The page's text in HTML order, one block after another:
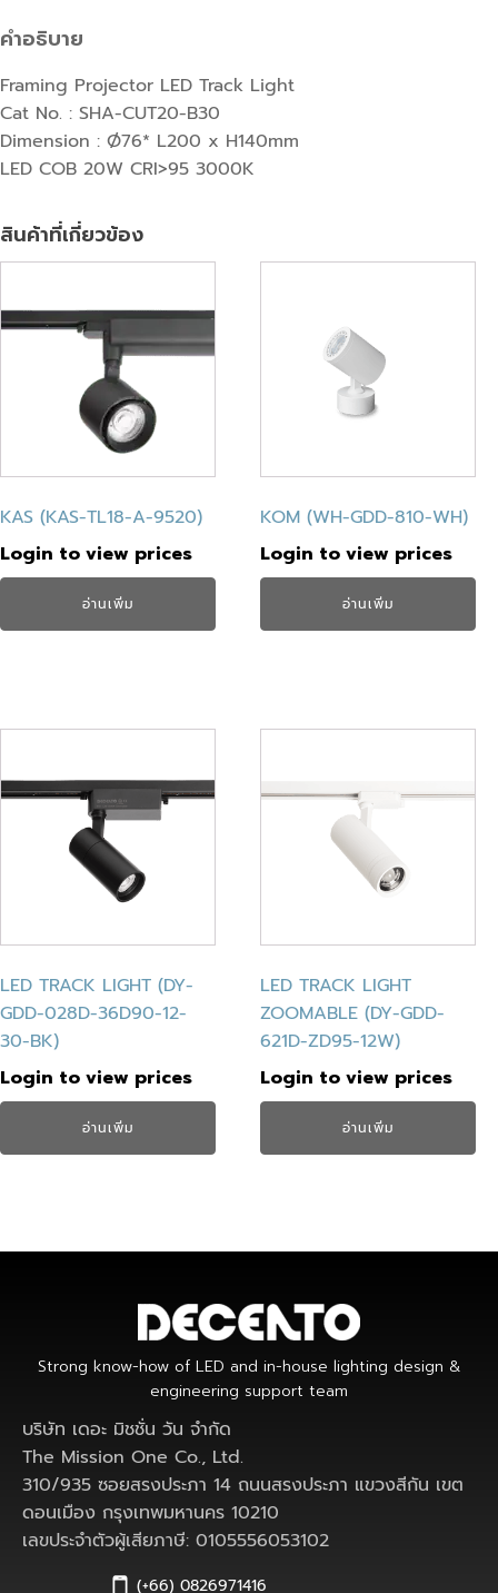
คำอธิบาย
Framing Projector LED Track Light
Cat No. : SHA-CUT20-B30
Dimension : Ø76* L200 x H140mm
LED COB 20W CRI>95 3000K
สินค้าที่เกี่ยวข้อง
KAS (KAS-TL18-A-9520)
Login to view prices
อ่านเพิ่ม
KOM (WH-GDD-810-WH)
Login to view prices
อ่านเพิ่ม
LED TRACK LIGHT (DY-
GDD-028D-36D90-12-
30-BK)
Login to view prices
อ่านเพิ่ม
LED TRACK LIGHT
ZOOMABLE (DY-GDD-
621D-ZD95-12W)
Login to view prices
อ่านเพิ่ม
Strong know-how of LED and in-house lighting design &
engineering support team
บริษัท เดอะ มิชชั่น วัน จำกัด
The Mission One Co., Ltd.
310/935 ซอยสรงประภา 14 ถนนสรงประภา แขวงสีกัน เขต
ดอนเมือง กรุงเทพมหานคร 10210
เลขประจำตัวผู้เสียภาษี: 0105556053102
(+66) 0826971416